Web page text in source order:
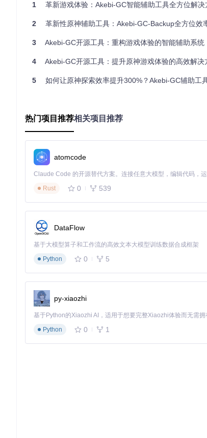
分。
事件管理模块：精准响应游戏内各种事件
正确的决策。
渲染引擎模块：呈现清晰流畅的游戏画面
准备工作
首先，获取Akebi-GC的最新版本，执行以下命令：
配置要点
确保相关文件位于同一目录，以保证工具的正常运行
检查核心模块路径，确保功能模块能够正确加载。
功能使用
启用战斗辅助功能：在战斗场景中，通过快捷键快速
小贴士
合理配置功能模块的使用频率，避免对游戏平衡造成影
根据游戏版本及时更新工具，以确保功能的兼容性和稳
1 革新游戏体验：Akebi-GC智能辅助工具全方位解决
2 革新性原神辅助工具：Akebi-GC-Backup全方位效
3 Akebi-GC开源工具：重构游戏体验的智能辅助系统
4 Akebi-GC开源工具：提升原神游戏体验的高效解决
5 如何让原神探索效率提升300%？Akebi-GC辅助工具
热门项目推荐相关项目推荐
atomcode
Rust
0 539
DataFlow
基于大模型算子和工作流的高效文本大模型训练数据合成框架
Python
0 5
py-xiaozhi
Python
0 1